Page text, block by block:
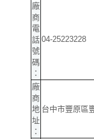
廠
商
電
話
號
碼
：
04-25223228
廠
商
地
址
：
台中市豐原區